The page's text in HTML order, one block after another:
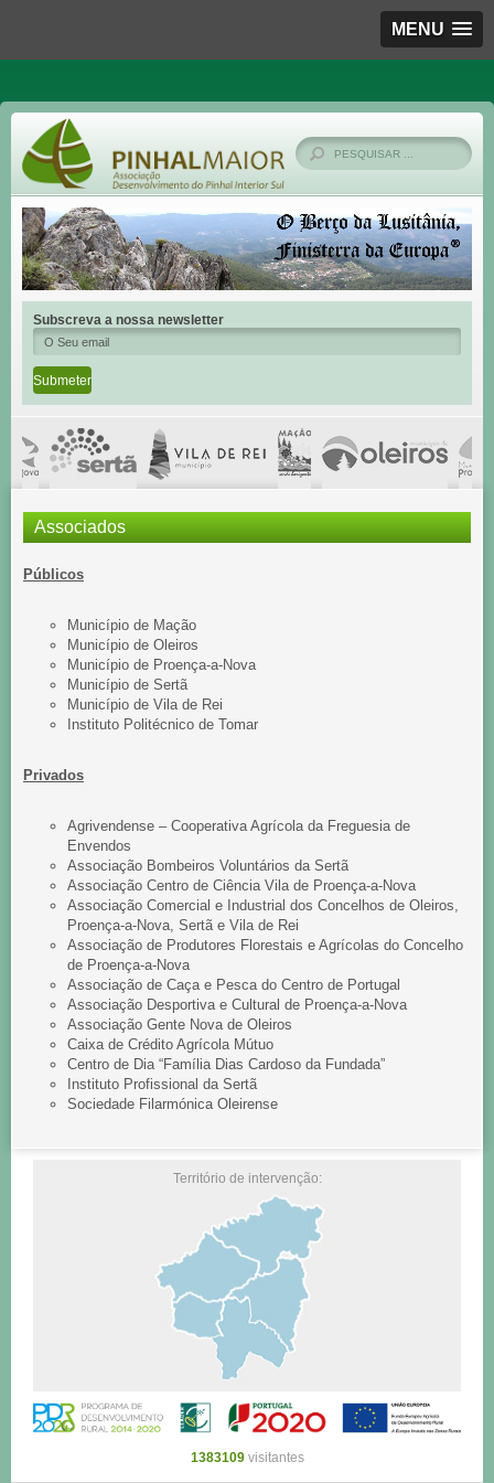
MENU
Subscreva a nossa newsletter
Associados
Públicos
Município de Mação
Município de Oleiros
Município de Proença-a-Nova
Município de Sertã
Município de Vila de Rei
Instituto Politécnico de Tomar
Privados
Agrivendense – Cooperativa Agrícola da Freguesia de
Envendos
Associação Bombeiros Voluntários da Sertã
Associação Centro de Ciência Vila de Proença-a-Nova
Associação Comercial e Industrial dos Concelhos de Oleiros,
Proença-a-Nova, Sertã e Vila de Rei
Associação de Produtores Florestais e Agrícolas do Concelho
de Proença-a-Nova
Associação de Caça e Pesca do Centro de Portugal
Associação Desportiva e Cultural de Proença-a-Nova
Associação Gente Nova de Oleiros
Caixa de Crédito Agrícola Mútuo
Centro de Dia “Família Dias Cardoso da Fundada”
Instituto Profissional da Sertã
Sociedade Filarmónica Oleirense
Território de intervenção:
1383109visitantes